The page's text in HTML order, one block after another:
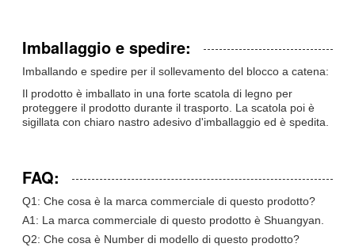
Imballaggio e spedire:
Imballando e spedire per il sollevamento del blocco a catena:
Il prodotto è imballato in una forte scatola di legno per
proteggere il prodotto durante il trasporto. La scatola poi è
sigillata con chiaro nastro adesivo d'imballaggio ed è spedita.
FAQ:
Q1: Che cosa è la marca commerciale di questo prodotto?
A1: La marca commerciale di questo prodotto è Shuangyan.
Q2: Che cosa è Number di modello di questo prodotto?